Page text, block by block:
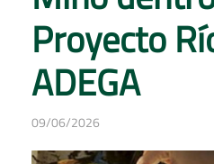
Proyecto
ADEGA
09/06/2026